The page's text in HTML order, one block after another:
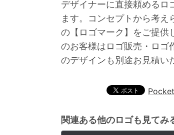
デザイナーに直接頼めるロ
ます。コンセプトから考
の【ロゴマーク】をご提供
のお客様はロゴ販売・ロゴ
のデザインも別途お見積い
Pocket
関連ある他のロゴも見てみ